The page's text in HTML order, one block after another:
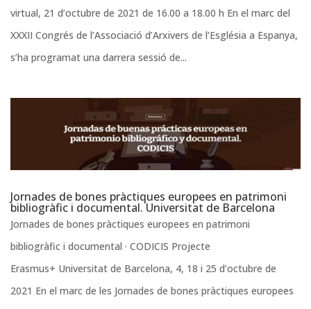
virtual, 21 d’octubre de 2021 de 16.00 a 18.00 h En el marc del
XXXII Congrés de l’Associació d’Arxivers de l’Església a Espanya,
s’ha programat una darrera sessió de...
Jornades de bones pràctiques europees en patrimoni
bibliogràfic i documental. Universitat de Barcelona
Jornades de bones pràctiques europees en patrimoni
bibliogràfic i documental · CODICIS Projecte
Erasmus+ Universitat de Barcelona, 4, 18 i 25 d’octubre de
2021 En el marc de les Jornades de bones pràctiques europees